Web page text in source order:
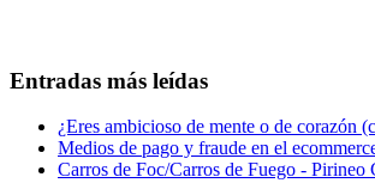
Entradas más leídas
¿Eres ambicioso de mente o de corazón
Medios de pago y fraude en el
Carros de Foc/Carros de Fuego -